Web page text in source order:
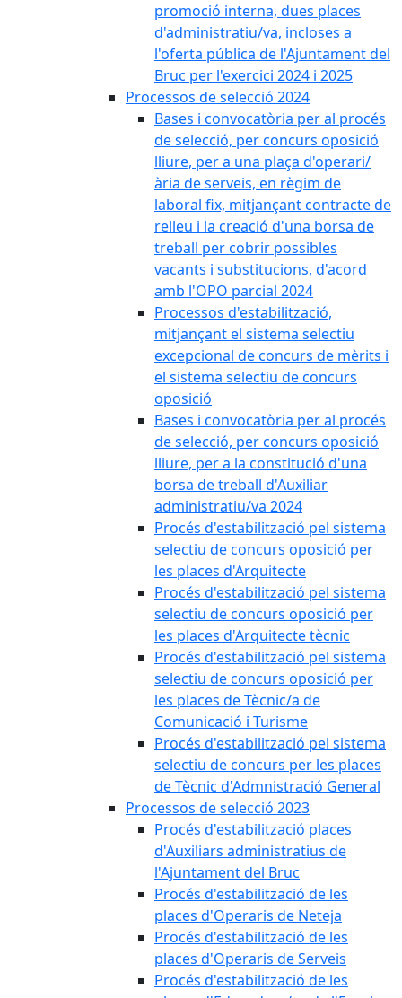
promoció interna, dues places
d'administratiu/va, incloses a
l'oferta pública de l'Ajuntament del
Bruc per l'exercici 2024 i 2025
Processos de selecció 2024
Bases i convocatòria per al procés
de selecció, per concurs oposició
lliure, per a una plaça d'operari/
ària de serveis, en règim de
laboral fix, mitjançant contracte de
relleu i la creació d'una borsa de
treball per cobrir possibles
vacants i substitucions, d'acord
amb l'OPO parcial 2024
Processos d'estabilització,
mitjançant el sistema selectiu
excepcional de concurs de mèrits i
el sistema selectiu de concurs
oposició
Bases i convocatòria per al procés
de selecció, per concurs oposició
lliure, per a la constitució d'una
borsa de treball d'Auxiliar
administratiu/va 2024
Procés d'estabilització pel sistema
selectiu de concurs oposició per
les places d'Arquitecte
Procés d'estabilització pel sistema
selectiu de concurs oposició per
les places d'Arquitecte tècnic
Procés d'estabilització pel sistema
selectiu de concurs oposició per
les places de Tècnic/a de
Comunicació i Turisme
Procés d'estabilització pel sistema
selectiu de concurs per les places
de Tècnic d'Admnistració General
Processos de selecció 2023
Procés d'estabilització places
d'Auxiliars administratius de
l'Ajuntament del Bruc
Procés d'estabilització de les
places d'Operaris de Neteja
Procés d'estabilització de les
places d'Operaris de Serveis
Procés d'estabilització de les